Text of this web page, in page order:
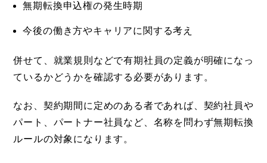
無期転換申込権の発生時期
今後の働き方やキャリアに関する考え
併せて、就業規則などで有期社員の定義が明確になっ
ているかどうかを確認する必要があります。
なお、契約期間に定めのある者であれば、契約社員や
パート、パートナー社員など、名称を問わず無期転換
ルールの対象になります。